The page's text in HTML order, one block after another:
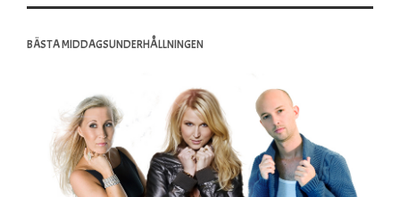
BÄSTA MIDDAGSUNDERHÅLLNINGEN